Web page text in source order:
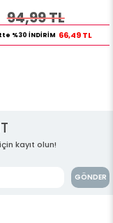
94,99 TL
%30 İNDİRİM 66,49 TL
kayıt olun!
GÖNDER